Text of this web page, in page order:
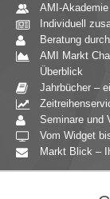
AMI-
Individuell
Beratung
AMI Markt
Überblick
Jahrbücher –
Seminare und
Vom Widget
Markt Blick –